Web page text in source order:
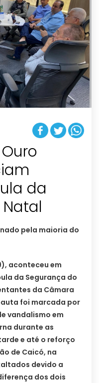
da
pela maioria do
aconteceu em
da Segurança do
da Câmara
foi marcada por
vandalismo em
durante as
e até o reforço
de Caicó, na
devido a
dos dois